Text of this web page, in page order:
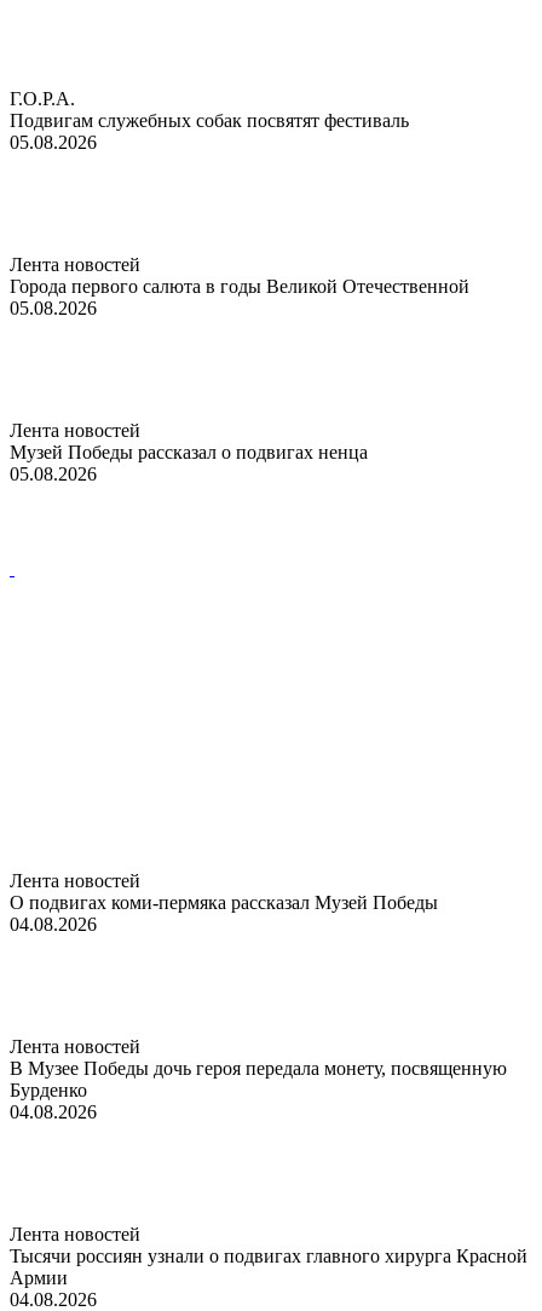
Г.О.Р.А.
Подвигам служебных собак посвятят фестиваль
05.08.2026
Лента новостей
Города первого салюта в годы Великой Отечественной
05.08.2026
Лента новостей
Музей Победы рассказал о подвигах ненца
05.08.2026
Лента новостей
О подвигах коми-пермяка рассказал Музей Победы
04.08.2026
Лента новостей
В Музее Победы дочь героя передала монету, посвященную
Бурденко
04.08.2026
Лента новостей
Тысячи россиян узнали о подвигах главного хирурга Красной
Армии
04.08.2026